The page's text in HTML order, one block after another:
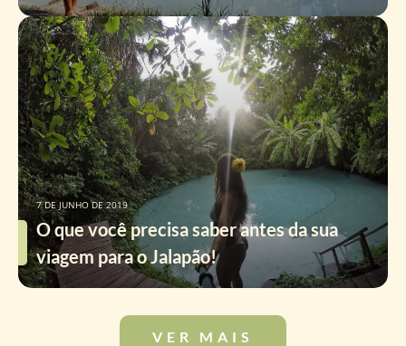
O que você precisa saber antes da sua
viagem para o Jalapão!
7 DE JUNHO DE 2019
VER MAIS